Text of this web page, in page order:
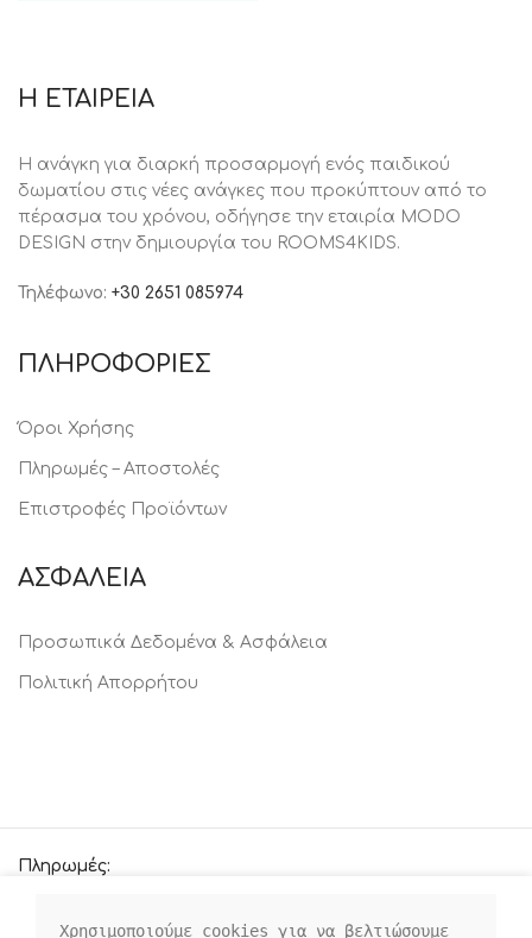
Η ΕΤΑΙΡΕΙΑ
Η ανάγκη για διαρκή προσαρμογή ενός παιδικού
δωματίου στις νέες ανάγκες που προκύπτουν από το
πέρασμα του χρόνου, oδήγησε την εταιρία MODO
DESIGN στην δημιουργία του ROOMS4KIDS.
Τηλέφωνο: +30 2651 085974
ΠΛΗΡΟΦΟΡΙΕΣ
Όροι Χρήσης
Πληρωμές – Αποστολές
Επιστροφές Προϊόντων
ΑΣΦΑΛΕΙΑ
Προσωπικά Δεδομένα & Ασφάλεια
Πολιτική Απορρήτου
Πληρωμές:
Χρησιμοποιούμε cookies για να βελτιώσουμε